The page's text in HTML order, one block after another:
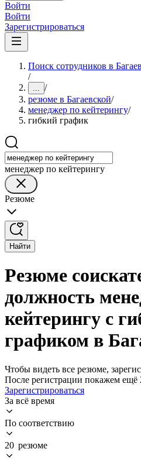
Войти
Войти
Зарегистрироваться
Поиск сотрудников в
/
... /
резюме в Багаевской/
менеджер по кейтерингу/
гибкий график
менеджер по кейтерингу
Резюме
Найти
Резюме
должность
кейтерингу с
графиком в
Чтобы видеть все резюме,
После регистрации покажем ещё
Зарегистрироваться
За всё время
По соответствию
20 резюме